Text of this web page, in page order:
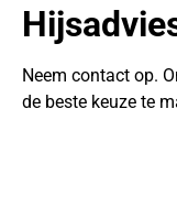
Neem contact op.
de beste keuze te